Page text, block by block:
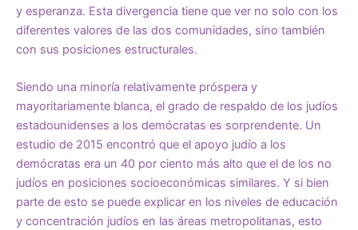
y esperanza. Esta divergencia tiene que ver no solo con los
diferentes valores de las dos comunidades, sino también
con sus posiciones estructurales.
Siendo una minoría relativamente próspera y
mayoritariamente blanca, el grado de respaldo de los judíos
estadounidenses a los demócratas es sorprendente. Un
estudio de 2015 encontró que el apoyo judío a los
demócratas era un 40 por ciento más alto que el de los no
judíos en posiciones socioeconómicas similares. Y si bien
parte de esto se puede explicar en los niveles de educación
y concentración judíos en las áreas metropolitanas, esto